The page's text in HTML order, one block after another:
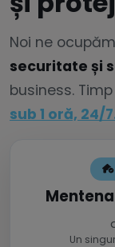
Noi ne
securitate și
business.
sub 1 oră, 24/
Un